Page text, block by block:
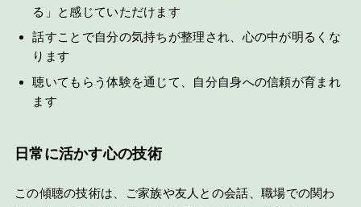
る」と感じていただけます
話すことで自分の気持ちが整理され、心の中が明るくな
ります
聴いてもらう体験を通じて、自分自身への信頼が育まれ
ます
日常に活かす心の技術
この傾聴の技術は、ご家族や友人との会話、職場での関わ